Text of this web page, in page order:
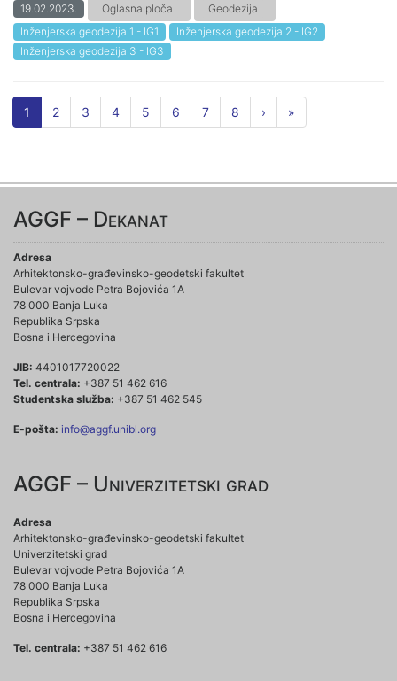
19.02.2023. Oglasna ploča
Geodezija
Inženjerska geodezija 1 - IG1
Inženjerska geodezija 2 - IG2
Inženjerska geodezija 3 - IG3
1 2 3 4 5 6 7 8 › »
AGGF – Dekanat
Adresa
Arhitektonsko-građevinsko-geodetski fakultet
Bulevar vojvode Petra Bojovića 1A
78 000 Banja Luka
Republika Srpska
Bosna i Hercegovina
JIB: 4401017720022
Tel. centrala: +387 51 462 616
Studentska služba: +387 51 462 545
E-pošta: info@aggf.unibl.org
AGGF – Univerzitetski grad
Adresa
Arhitektonsko-građevinsko-geodetski fakultet
Univerzitetski grad
Bulevar vojvode Petra Bojovića 1A
78 000 Banja Luka
Republika Srpska
Bosna i Hercegovina
Tel. centrala: +387 51 462 616